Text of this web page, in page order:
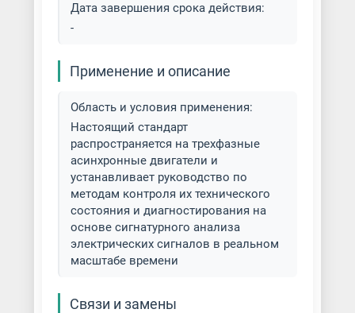
Дата завершения срока действия:
-
Применение и описание
Область и условия применения:
Настоящий стандарт
распространяется на трехфазные
асинхронные двигатели и
устанавливает руководство по
методам контроля их технического
состояния и диагностирования на
основе сигнатурного анализа
электрических сигналов в реальном
масштабе времени
Связи и замены